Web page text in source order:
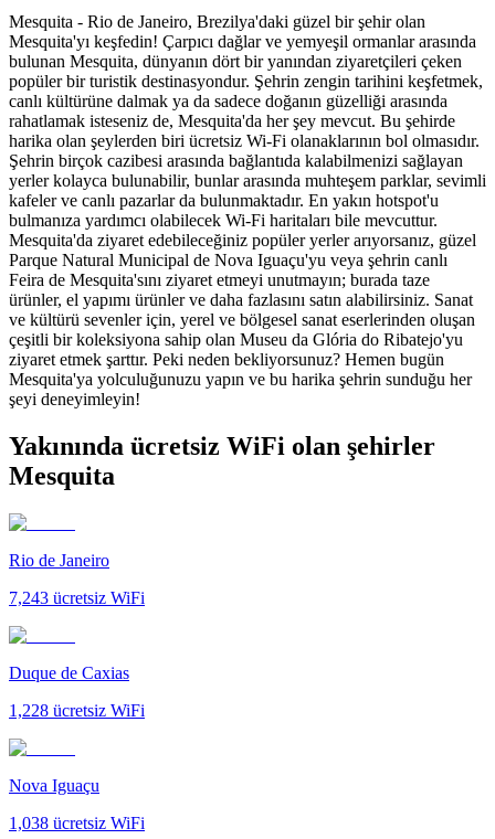
Mesquita - Rio de Janeiro, Brezilya'daki güzel bir şehir olan
Mesquita'yı keşfedin! Çarpıcı dağlar ve yemyeşil ormanlar arasında
bulunan Mesquita, dünyanın dört bir yanından ziyaretçileri çeken
popüler bir turistik destinasyondur. Şehrin zengin tarihini keşfetmek,
canlı kültürüne dalmak ya da sadece doğanın güzelliği arasında
rahatlamak isteseniz de, Mesquita'da her şey mevcut. Bu şehirde
harika olan şeylerden biri ücretsiz Wi-Fi olanaklarının bol olmasıdır.
Şehrin birçok cazibesi arasında bağlantıda kalabilmenizi sağlayan
yerler kolayca bulunabilir, bunlar arasında muhteşem parklar, sevimli
kafeler ve canlı pazarlar da bulunmaktadır. En yakın hotspot'u
bulmanıza yardımcı olabilecek Wi-Fi haritaları bile mevcuttur.
Mesquita'da ziyaret edebileceğiniz popüler yerler arıyorsanız, güzel
Parque Natural Municipal de Nova Iguaçu'yu veya şehrin canlı
Feira de Mesquita'sını ziyaret etmeyi unutmayın; burada taze
ürünler, el yapımı ürünler ve daha fazlasını satın alabilirsiniz. Sanat
ve kültürü sevenler için, yerel ve bölgesel sanat eserlerinden oluşan
çeşitli bir koleksiyona sahip olan Museu da Glória do Ribatejo'yu
ziyaret etmek şarttır. Peki neden bekliyorsunuz? Hemen bugün
Mesquita'ya yolculuğunuzu yapın ve bu harika şehrin sunduğu her
şeyi deneyimleyin!
Yakınında ücretsiz WiFi olan şehirler
Mesquita
Rio de Janeiro
7,243 ücretsiz WiFi
Duque de Caxias
1,228 ücretsiz WiFi
Nova Iguaçu
1,038 ücretsiz WiFi